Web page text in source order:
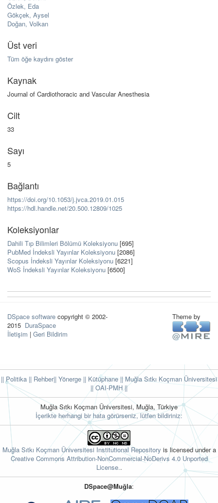
Özlek, Eda
Gökçek, Aysel
Doğan, Volkan
Üst veri
Tüm öğe kaydını göster
Kaynak
Journal of Cardiothoracic and Vascular Anesthesia
Cilt
33
Sayı
5
Bağlantı
https://doi.org/10.1053/j.jvca.2019.01.015
https://hdl.handle.net/20.500.12809/1025
Koleksiyonlar
Dahili Tıp Bilimleri Bölümü Koleksiyonu [695]
PubMed İndeksli Yayınlar Koleksiyonu [2086]
Scopus İndeksli Yayınlar Koleksiyonu [6221]
WoS İndeksli Yayınlar Koleksiyonu [6500]
DSpace software copyright © 2002-
2015 DuraSpace
İletişim | Geri Bildirim
Theme by
|| Politika || Rehber|| Yönerge || Kütüphane || Muğla Sıtkı Koçman Üniversitesi
||OAI-PMH ||
Muğla Sıtkı Koçman Üniversitesi, Muğla, Türkiye
İçerikte herhangi bir hata görürseniz, lütfen bildiriniz:
Muğla Sıtkı Koçman Üniversitesi Institutional Repository is licensed under a
Creative Commons Attribution-NonCommercial-NoDerivs 4.0 Unported
License..
DSpace@Muğla: